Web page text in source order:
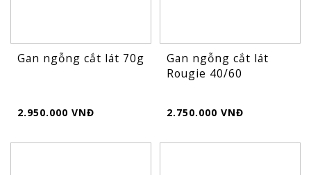
Gan ngỗng cắt lát 70g
2.950.000 VNĐ
Gan ngỗng cắt lát
Rougie 40/60
2.750.000 VNĐ